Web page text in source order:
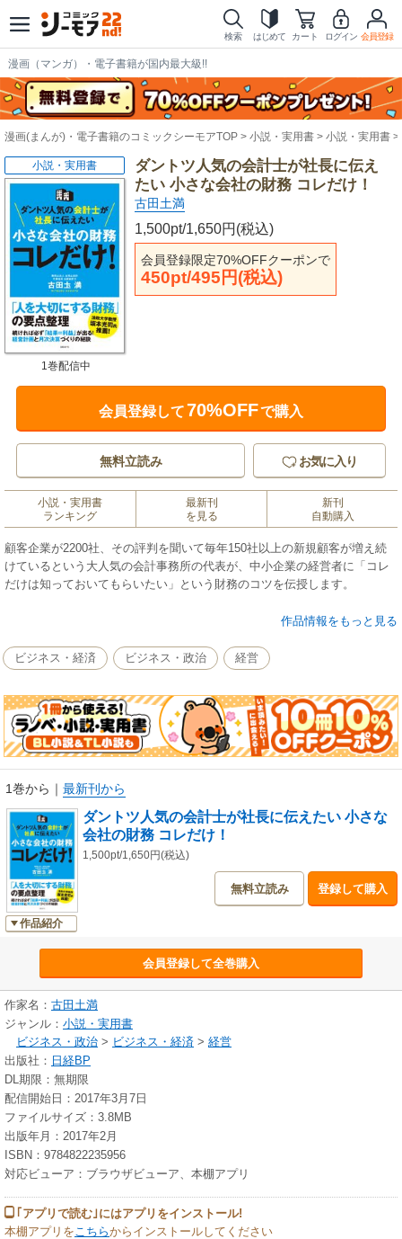
検索 はじめて カート ログイン 会員登録
漫画（マンガ）・電子書籍が国内最大級!!
漫画(まんが)・電子書籍のコミックシーモアTOP 小説・実用書 小説・実用書
ダントツ人気の会計士が社長に伝え
たい 小さな会社の財務 コレだけ！
古田土満
1,500pt/1,650円(税込)
会員登録限定70%OFFクーポンで
450pt/495円(税込)
小説・実用書
1巻配信中
会員登録して70%OFFで購入
無料立読み お気に入り
小説・実用書
ランキング
最新刊
を見る
新刊
自動購入
顧客企業が2200社、その評判を聞いて毎年150社以上の新規顧客が増え続
けているという大人気の会計事務所の代表が、中小企業の経営者に「コレ
だけは知っておいてもらいたい」という財務のコツを伝授します。
会社のどこに手を打てばいいのかが分かる未来会計図、利益の出し方と
た小さな会社のための財務ツールを丁寧に解説。また、著者自身が経営に
取り入れている、経営者と社員が目標に向かって一丸となる経営計画の立
て方と、その実践方法についても熱く語ります。
第１章 小さな会社を元気にする、数字のつくり方
第２章 経営計画書を作り、実践する
第４章 小さな会社のトップの仕事
作品情報をもっと見る
ビジネス・経済 ビジネス・政治 経営
1巻から ｜ 最新刊から
作品紹介
ダントツ人気の会計士が社長に伝えたい 小さな
会社の財務 コレだけ！
1,500pt/1,650円(税込)
無料立読み 登録して購入
会員登録して全巻購入
作家名： 古田土満
ジャンル： 小説・実用書
ビジネス・政治 > ビジネス・経済 > 経営
出版社： 日経BP
DL期限：無期限
配信開始日：2017年3月7日
ファイルサイズ：3.8MB
出版年月：2017年2月
ISBN：9784822235956
対応ビューア：ブラウザビューア、本棚アプリ
｢アプリで読む｣にはアプリをインストール!
本棚アプリを こちらからインストールしてください